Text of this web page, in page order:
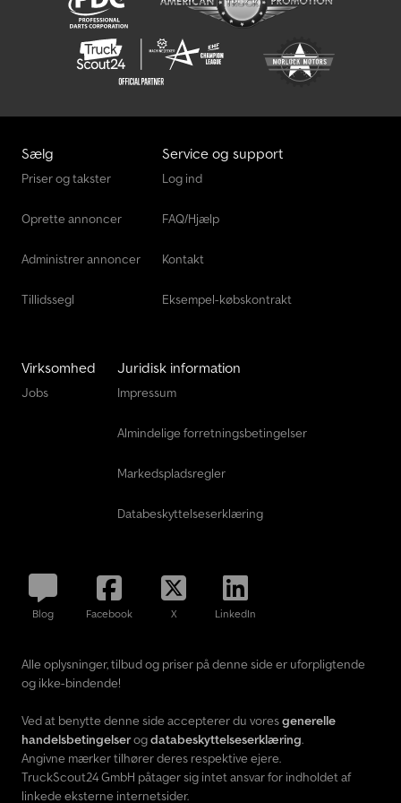
Sælg
Priser og takster
Oprette annoncer
Administrer annoncer
Tillidssegl
Service og support
Log ind
FAQ/Hjælp
Kontakt
Eksempel-købskontrakt
Virksomhed
Jobs
Juridisk information
Impressum
Almindelige forretningsbetingelser
Markedspladsregler
Databeskyttelseserklæring
Blog Facebook X LinkedIn
Alle oplysninger, tilbud og priser på denne side er uforpligtende
og ikke-bindende!
Ved at benytte denne side accepterer du voresgenerelle
handelsbetingelserogdatabeskyttelseserklæring.
Angivne mærker tilhører deres respektive ejere.
TruckScout24 GmbH påtager sig intet ansvar for indholdet af
linkede eksterne internetsider.